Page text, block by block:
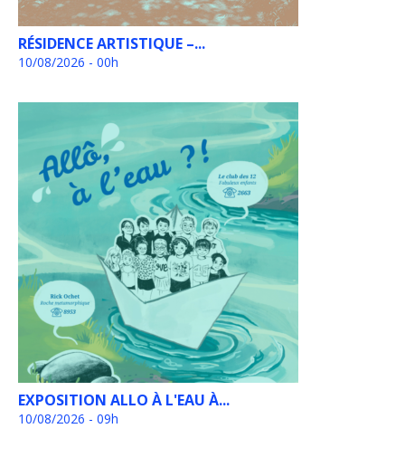
RÉSIDENCE ARTISTIQUE –...
10/08/2026 - 00h
EXPOSITION ALLO À L'EAU À...
10/08/2026 - 09h